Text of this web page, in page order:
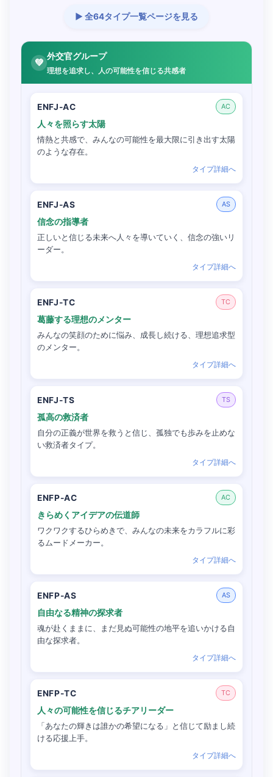
▶ 全64タイプ一覧ページを見る
💚
外交官グループ
理想を追求し、人の可能性を信じる共感者
ENFJ-AC AC
人々を照らす太陽
情熱と共感で、みんなの可能性を最大限に引き出す太陽
のような存在。
タイプ詳細へ
ENFJ-AS AS
信念の指導者
正しいと信じる未来へ人々を導いていく、信念の強いリ
ーダー。
タイプ詳細へ
ENFJ-TC TC
葛藤する理想のメンター
みんなの笑顔のために悩み、成長し続ける、理想追求型
のメンター。
タイプ詳細へ
ENFJ-TS TS
孤高の救済者
自分の正義が世界を救うと信じ、孤独でも歩みを止めな
い救済者タイプ。
タイプ詳細へ
ENFP-AC AC
きらめくアイデアの伝道師
ワクワクするひらめきで、みんなの未来をカラフルに彩
るムードメーカー。
タイプ詳細へ
ENFP-AS AS
自由なる精神の探求者
魂が赴くままに、まだ見ぬ可能性の地平を追いかける自
由な探求者。
タイプ詳細へ
ENFP-TC TC
人々の可能性を信じるチアリーダー
「あなたの輝きは誰かの希望になる」と信じて励まし続
ける応援上手。
タイプ詳細へ